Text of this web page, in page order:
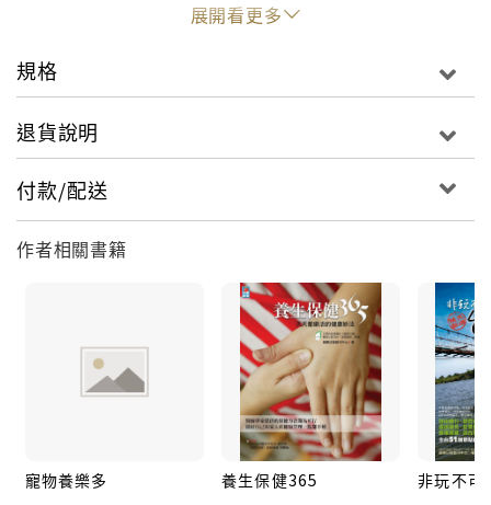
辦公室環境，並配合季節和特殊節日創造居家好氣氛，
送禮篇：情人節到了，要送什麼禮物呢？朋友生日到
或園藝造形禮物，讓收到禮物的人驚喜連連，愛情、友
各種種植開運植物及擺放方式，也請專家傳授開運小秘
再生篇：環保創意大公開！教你把各式不用的報紙、紙
袋、碗盤搖身一變、做成漂亮花器，真是太神奇了，既
環保又省錢，還可以美化環境喔！
種植篇：家裡的植物老是種不活？很想種種菜，卻不知
道怎麼下手嗎？這裡教你如何種植蔬菜、水果及各種觀
景植物，學習植物簡易照料法，輕輕鬆鬆體驗田園樂！
展開看更多
規格
退貨說明
付款/配送
作者相關書籍
寵物養樂多 養生保健365 非玩不可